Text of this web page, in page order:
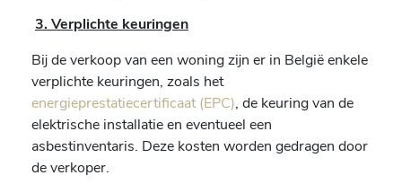
3. Verplichte keuringen
Bij de verkoop van een woning zijn er in België enkele
verplichte keuringen, zoals het
energieprestatiecertificaat (EPC), de keuring van de
elektrische installatie en eventueel een
asbestinventaris. Deze kosten worden gedragen door
de verkoper.